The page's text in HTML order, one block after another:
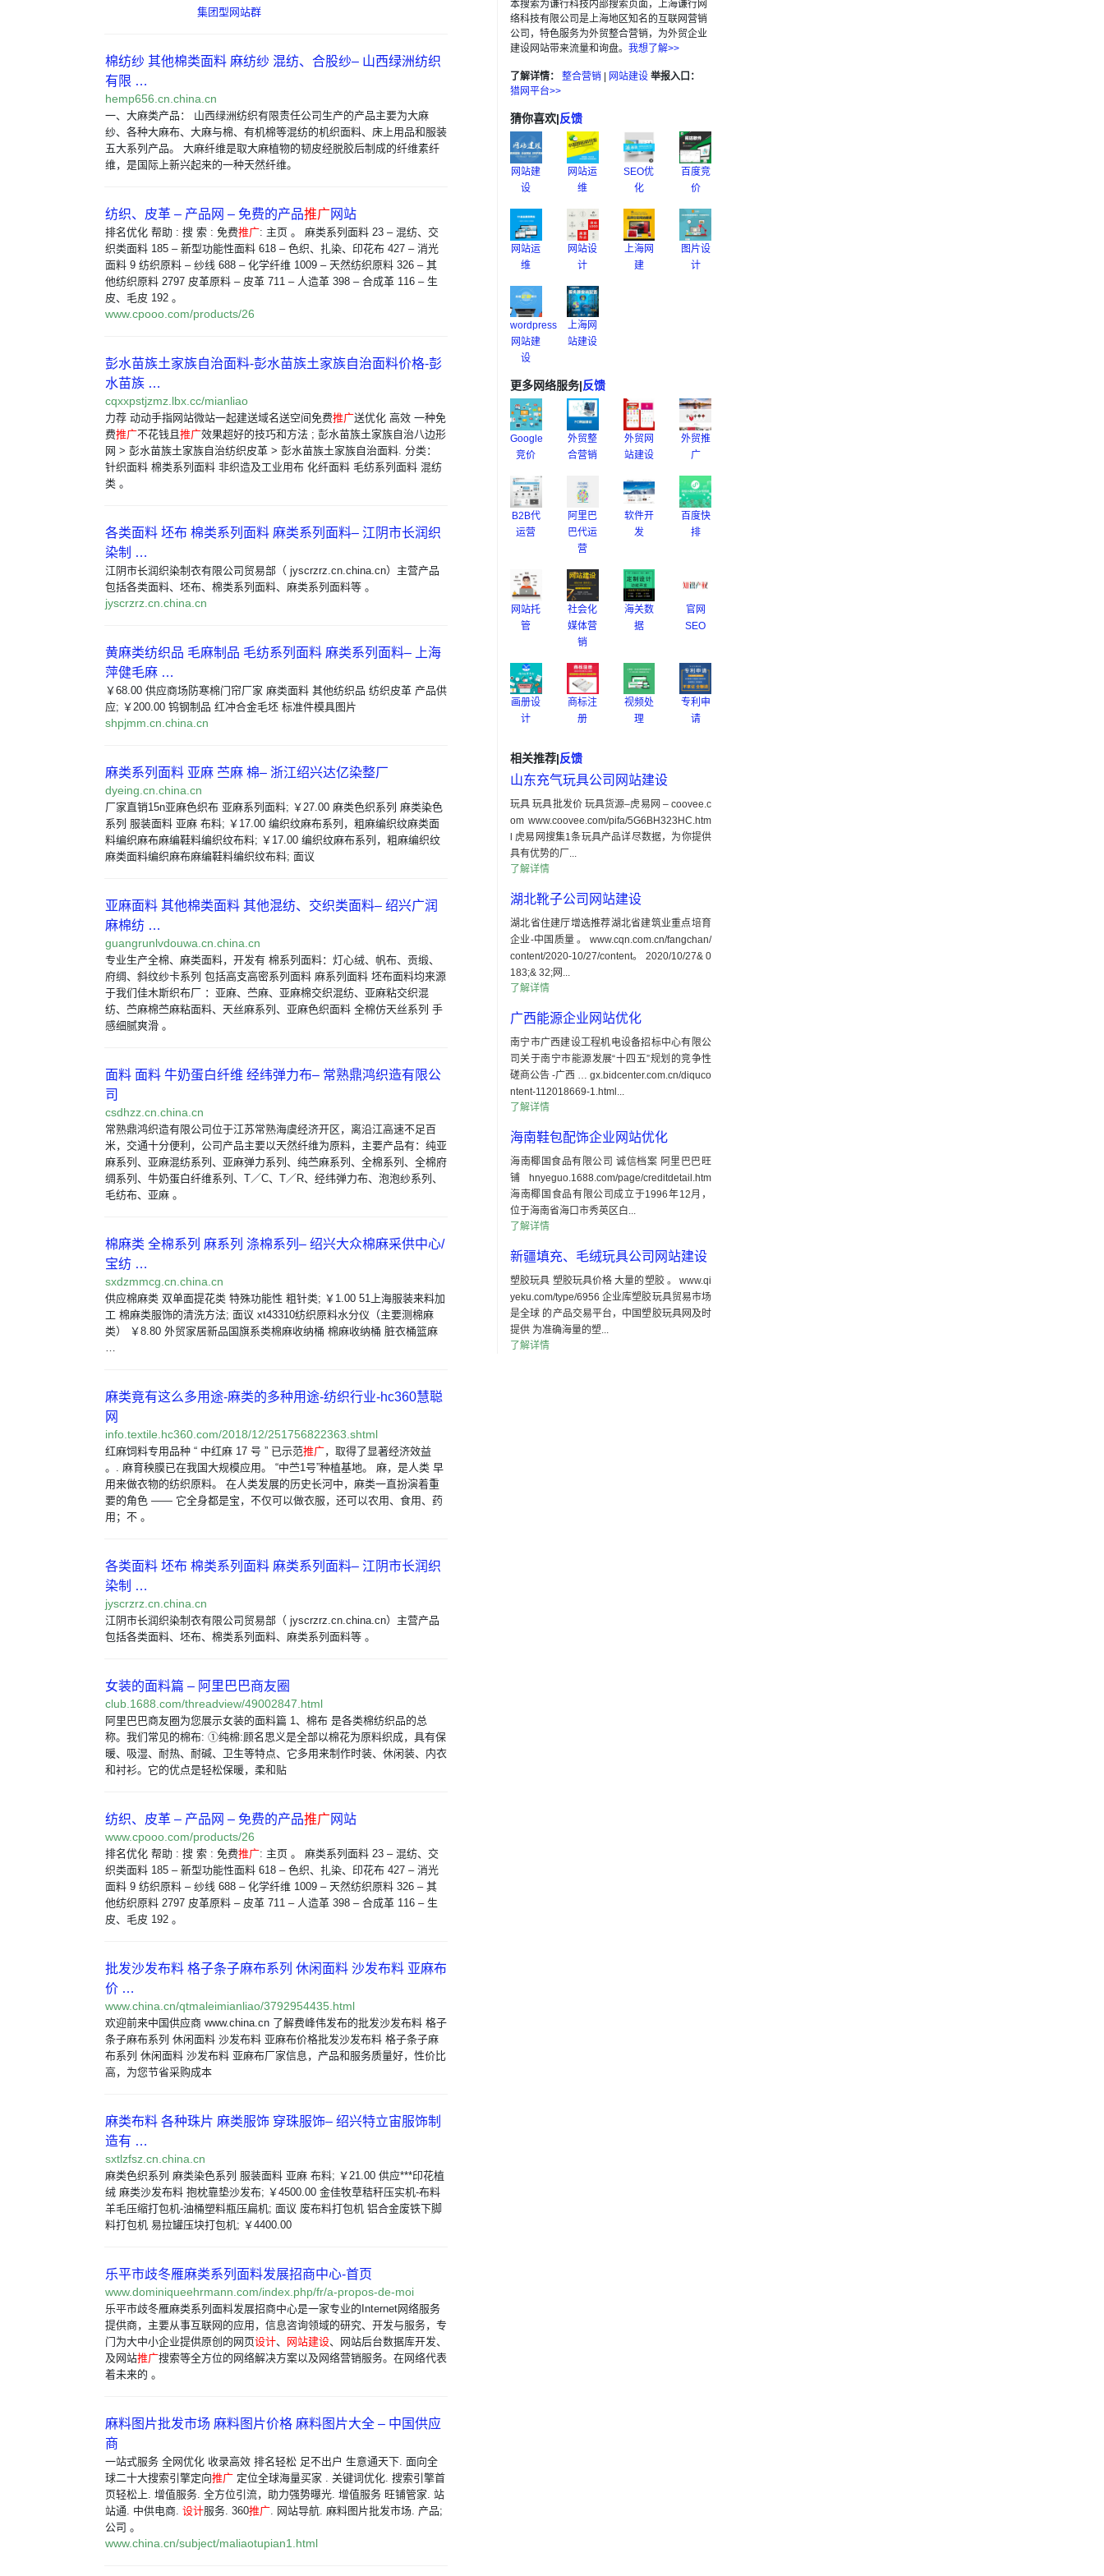
集团型网站群
棉纺纱 其他棉类面料 麻纺纱 混纺、合股纱– 山西绿洲纺织
有限 …
hemp656.cn.china.cn
一、大麻类产品： 山西绿洲纺织有限责任公司生产的产品主要为大麻
纱、各种大麻布、大麻与棉、有机棉等混纺的机织面料、床上用品和服装
五大系列产品。 大麻纤维是取大麻植物的韧皮经脱胶后制成的纤维素纤
维，是国际上新兴起来的一种天然纤维。
纺织、皮革 – 产品网 – 免费的产品推广 网站
排名优化 帮助 : 搜 索 : 免费推广: 主页 。 麻类系列面料 23 – 混纺、交
织类面料 185 – 新型功能性面料 618 – 色织、扎染、印花布 427 – 消光
面料 9 纺织原料 – 纱线 688 – 化学纤维 1009 – 天然纺织原料 326 – 其
他纺织原料 2797 皮革原料 – 皮革 711 – 人造革 398 – 合成革 116 – 生
皮、毛皮 192 。
www.cpooo.com/products/26
彭水苗族土家族自治面料-彭水苗族土家族自治面料价格-彭
水苗族 …
cqxxpstjzmz.lbx.cc/mianliao
力荐 动动手指网站微站一起建送域名送空间免费推广送优化 高效 一种免
费推广不花钱且 推广效果超好的技巧和方法 ; 彭水苗族土家族自治八边形
网 > 彭水苗族土家族自治纺织皮革 > 彭水苗族土家族自治面料. 分类：
针织面料 棉类系列面料 非织造及工业用布 化纤面料 毛纺系列面料 混纺
类 。
各类面料 坯布 棉类系列面料 麻类系列面料– 江阴市长润织
染制 …
江阴市长润织染制衣有限公司贸易部（ jyscrzrz.cn.china.cn）主营产品
包括各类面料、坯布、棉类系列面料、麻类系列面料等 。
jyscrzrz.cn.china.cn
黄麻类纺织品 毛麻制品 毛纺系列面料 麻类系列面料– 上海
萍健毛麻 …
￥68.00 供应商场防寒棉门帘厂家 麻类面料 其他纺织品 纺织皮革 产品供
应; ￥200.00 钨钢制品 红冲合金毛坯 标准件模具图片
shpjmm.cn.china.cn
麻类系列面料 亚麻 苎麻 棉– 浙江绍兴达亿染整厂
dyeing.cn.china.cn
厂家直销15n亚麻色织布 亚麻系列面料; ￥27.00 麻类色织系列 麻类染色
系列 服装面料 亚麻 布料; ￥17.00 编织纹麻布系列，粗麻编织纹麻类面
料编织麻布麻编鞋料编织纹布料; ￥17.00 编织纹麻布系列，粗麻编织纹
麻类面料编织麻布麻编鞋料编织纹布料; 面议
亚麻面料 其他棉类面料 其他混纺、交织类面料– 绍兴广润
麻棉纺 …
guangrunlvdouwa.cn.china.cn
专业生产全棉、麻类面料，开发有 棉系列面料：灯心绒、帆布、贡缎、
府绸、斜纹纱卡系列 包括高支高密系列面料 麻系列面料 坯布面料均来源
于我们佳木斯织布厂 ：亚麻、苎麻、亚麻棉交织混纺、亚麻粘交织混
纺、苎麻棉苎麻粘面料、天丝麻系列、亚麻色织面料 全棉仿天丝系列 手
感细腻爽滑 。
面料 面料 牛奶蛋白纤维 经纬弹力布– 常熟鼎鸿织造有限公
司
csdhzz.cn.china.cn
常熟鼎鸿织造有限公司位于江苏常熟海虞经济开区，离沿江高速不足百
米，交通十分便利，公司产品主要以天然纤维为原料，主要产品有：纯亚
麻系列、亚麻混纺系列、亚麻弹力系列、纯苎麻系列、全棉系列、全棉府
绸系列、牛奶蛋白纤维系列、T／C、T／R、经纬弹力布、泡泡纱系列、
毛纺布、亚麻 。
棉麻类 全棉系列 麻系列 涤棉系列– 绍兴大众棉麻采供中心/
宝纺 …
sxdzmmcg.cn.china.cn
供应棉麻类 双单面提花类 特殊功能性 粗针类; ￥1.00 51上海服装来料加
工 棉麻类服饰的清洗方法; 面议 xt43310纺织原料水分仪（主要测棉麻
类） ￥8.80 外贸家居新品国旗系类棉麻收纳桶 棉麻收纳桶 脏衣桶篮麻
…
麻类竟有这么多用途-麻类的多种用途-纺织行业-hc360慧聪
网
info.textile.hc360.com/2018/12/251756822363.shtml
红麻饲料专用品种 “ 中红麻 17 号 ” 已示范推广，取得了显著经济效益
。. 麻育秧膜已在我国大规模应用。 “中苎1号”种植基地。 麻，是人类 早
用来做衣物的纺织原料。 在人类发展的历史长河中，麻类一直扮演着重
要的角色 —— 它全身都是宝，不仅可以做衣服，还可以农用、食用、药
用；不 。
各类面料 坯布 棉类系列面料 麻类系列面料– 江阴市长润织
染制 …
jyscrzrz.cn.china.cn
江阴市长润织染制衣有限公司贸易部（ jyscrzrz.cn.china.cn）主营产品
包括各类面料、坯布、棉类系列面料、麻类系列面料等 。
女装的面料篇 – 阿里巴巴商友圈
club.1688.com/threadview/49002847.html
阿里巴巴商友圈为您展示女装的面料篇 1、棉布 是各类棉纺织品的总
称。我们常见的棉布: ①纯棉:顾名思义是全部以棉花为原料织成，具有保
暖、吸湿、耐热、耐碱、卫生等特点、它多用来制作时装、休闲装、内衣
和衬衫。它的优点是轻松保暖，柔和贴
纺织、皮革 – 产品网 – 免费的产品推广 网站
www.cpooo.com/products/26
排名优化 帮助 : 搜 索 : 免费推广: 主页 。 麻类系列面料 23 – 混纺、交
织类面料 185 – 新型功能性面料 618 – 色织、扎染、印花布 427 – 消光
面料 9 纺织原料 – 纱线 688 – 化学纤维 1009 – 天然纺织原料 326 – 其
他纺织原料 2797 皮革原料 – 皮革 711 – 人造革 398 – 合成革 116 – 生
皮、毛皮 192 。
批发沙发布料 格子条子麻布系列 休闲面料 沙发布料 亚麻布
价 …
www.china.cn/qtmaleimianliao/3792954435.html
欢迎前来中国供应商 www.china.cn 了解费峰伟发布的批发沙发布料 格子
条子麻布系列 休闲面料 沙发布料 亚麻布价格批发沙发布料 格子条子麻
布系列 休闲面料 沙发布料 亚麻布厂家信息，产品和服务质量好，性价比
高，为您节省采购成本
麻类布料 各种珠片 麻类服饰 穿珠服饰– 绍兴特立宙服饰制
造有 …
sxtlzfsz.cn.china.cn
麻类色织系列 麻类染色系列 服装面料 亚麻 布料; ￥21.00 供应***印花植
绒 麻类沙发布料 抱枕靠垫沙发布; ￥4500.00 金佳牧草秸秆压实机-布料
羊毛压缩打包机-油桶塑料瓶压扁机; 面议 废布料打包机 铝合金废铁下脚
料打包机 易拉罐压块打包机; ￥4400.00
乐平市歧冬雁麻类系列面料发展招商中心-首页
www.dominiqueehrmann.com/index.php/fr/a-propos-de-moi
乐平市歧冬雁麻类系列面料发展招商中心是一家专业的Internet网络服务
提供商，主要从事互联网的应用，信息咨询领域的研究、开发与服务，专
门为大中小企业提供原创的网页设计、 网站建设、网站后台数据库开发、
及网站推广搜索等全方位的网络解决方案以及网络营销服务。在网络代表
着未来的 。
麻料图片批发市场 麻料图片价格 麻料图片大全 – 中国供应
商
一站式服务 全网优化 收录高效 排名轻松 足不出户 生意通天下. 面向全
球二十大搜索引擎定向推广 定位全球海量买家 . 关键词优化. 搜索引擎首
页轻松上. 增值服务. 全方位引流，助力强势曝光. 增值服务 旺铺管家. 站
站通. 中供电商. 设计服务. 360推广. 网站导航. 麻料图片批发市场. 产品;
公司 。
www.china.cn/subject/maliaotupian1.html
本搜索为谦行科技内部搜索页面，上海谦行网
络科技有限公司是上海地区知名的互联网营销
公司，特色服务为外贸整合营销，为外贸企业
建设网站带来流量和询盘。 我想了解>>
了解详情： 整合营销 网站建设 举报入口：
猎网平台>>
猜你喜欢|反馈
网站建
设
网站运
维
SEO优
化
百度竞
价
网站运
维
网站设
计
上海网
建
图片设
计
wordpress
网站建
设
上海网
站建设
更多网络服务|反馈
Google
竞价
外贸整
合营销
外贸网
站建设
外贸推
广
B2B代
运营
阿里巴
巴代运
营
软件开
发
百度快
排
网站托
管
社会化
媒体营
销
海关数
据
官网
SEO
画册设
计
商标注
册
视频处
理
专利申
请
相关推荐|反馈
山东充气玩具公司网站建设
玩具 玩具批发价 玩具货源–虎易网 – coovee.c
om www.coovee.com/pifa/5G6BH323HC.htm
l 虎易网搜集1条玩具产品详尽数据，为你提供
具有优势的厂...
了解详情
湖北靴子公司网站建设
湖北省住建厅增选推荐湖北省建筑业重点培育
企业-中国质量 。 www.cqn.com.cn/fangchan/
content/2020-10/27/content。 2020/10/27& 0
183;& 32;网...
了解详情
广西能源企业网站优化
南宁市广西建设工程机电设备招标中心有限公
司关于南宁市能源发展“十四五”规划的竞争性
磋商公告 -广西 … gx.bidcenter.com.cn/diquco
ntent-112018669-1.html...
了解详情
海南鞋包配饰企业网站优化
海南椰国食品有限公司 诚信档案 阿里巴巴旺
铺 hnyeguo.1688.com/page/creditdetail.htm
海南椰国食品有限公司成立于1996年12月，
位于海南省海口市秀英区白...
了解详情
新疆填充、毛绒玩具公司网站建设
塑胶玩具 塑胶玩具价格 大量的塑胶 。 www.qi
yeku.com/type/6956 企业库塑胶玩具贸易市场
是全球 的产品交易平台，中国塑胶玩具网及时
提供 为准确海量的塑...
了解详情